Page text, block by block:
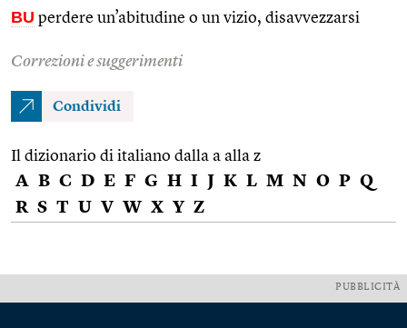
BU perdere un’abitudine o un vizio, disavvezzarsi
Correzioni e suggerimenti
Condividi
Il dizionario di italiano dalla a alla z
A B C D E F G H I J K L M N O P Q
R S T U V W X Y Z
PUBBLICITÀ